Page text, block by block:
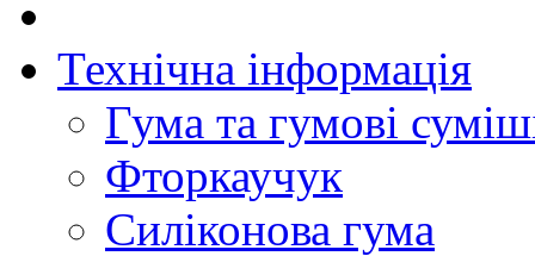
Технічна інформація
Гума та гумові
Фторкаучук
Силіконова гума